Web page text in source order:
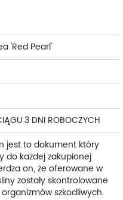
'Red Pearl'
3 DNI ROBOCZYCH
jest to dokument który
do każdej zakupionej
on, że oferowane w
zostały skontrolowane
szkodliwych.